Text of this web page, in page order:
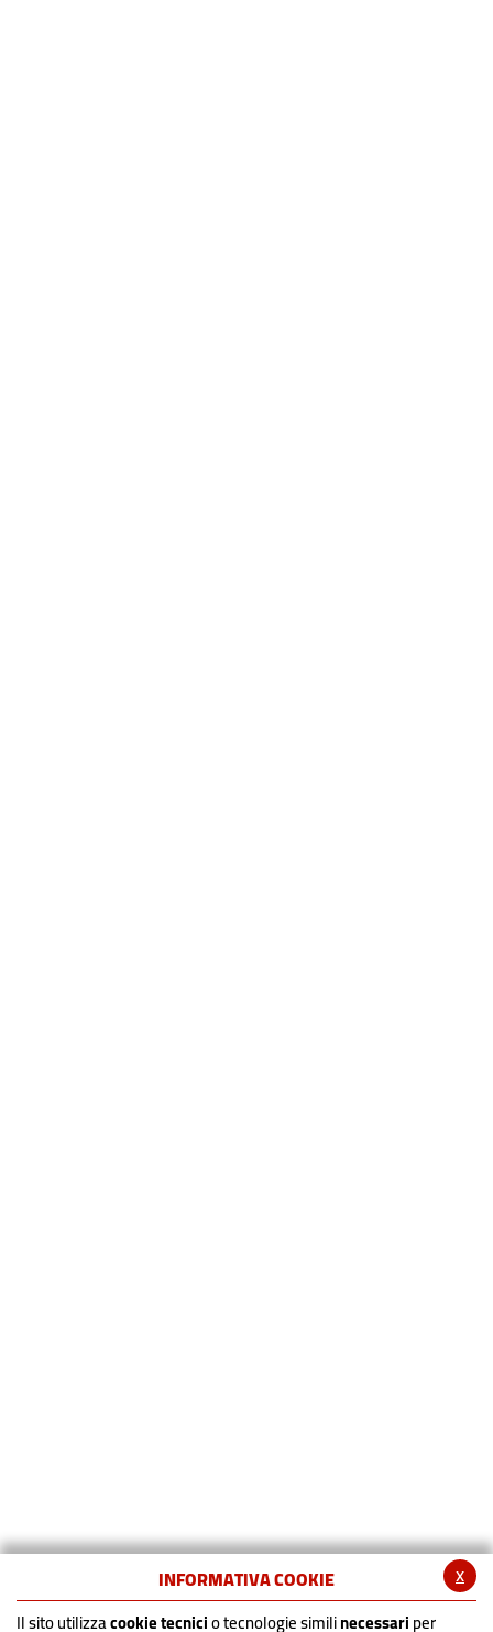
x
INFORMATIVA COOKIE
Il sito utilizzacookie tecnicio tecnologie similinecessariper